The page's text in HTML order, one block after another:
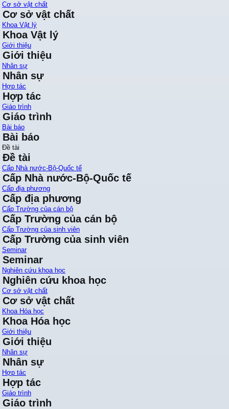
Cơ sở vật chất
Cơ sở vật chất
Khoa Vật lý
Khoa Vật lý
Giới thiệu
Giới thiệu
Nhân sự
Nhân sự
Hợp tác
Hợp tác
Giáo trình
Giáo trình
Bài báo
Bài báo
Đề tài
Đề tài
Cấp Nhà nước-Bộ-Quốc tế
Cấp Nhà nước-Bộ-Quốc tế
Cấp địa phương
Cấp địa phương
Cấp Trường của cán bộ
Cấp Trường của cán bộ
Cấp Trường của sinh viên
Cấp Trường của sinh viên
Seminar
Seminar
Nghiên cứu khoa học
Nghiên cứu khoa học
Cơ sở vật chất
Cơ sở vật chất
Khoa Hóa học
Khoa Hóa học
Giới thiệu
Giới thiệu
Nhân sự
Nhân sự
Hợp tác
Hợp tác
Giáo trình
Giáo trình